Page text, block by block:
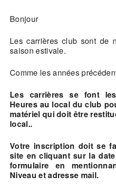
Bonjour
Les carrières club sont de
saison estivale.
Comme les années
Les carrières se font
Heures au local du club
matériel qui doit être
local..
Votre inscription doit se
site en cliquant sur la
formulaire en
Niveau et adresse mail.